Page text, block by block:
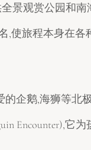
景观赏公园和
,使旅程本身在
企鹅,海狮等
Encounter),